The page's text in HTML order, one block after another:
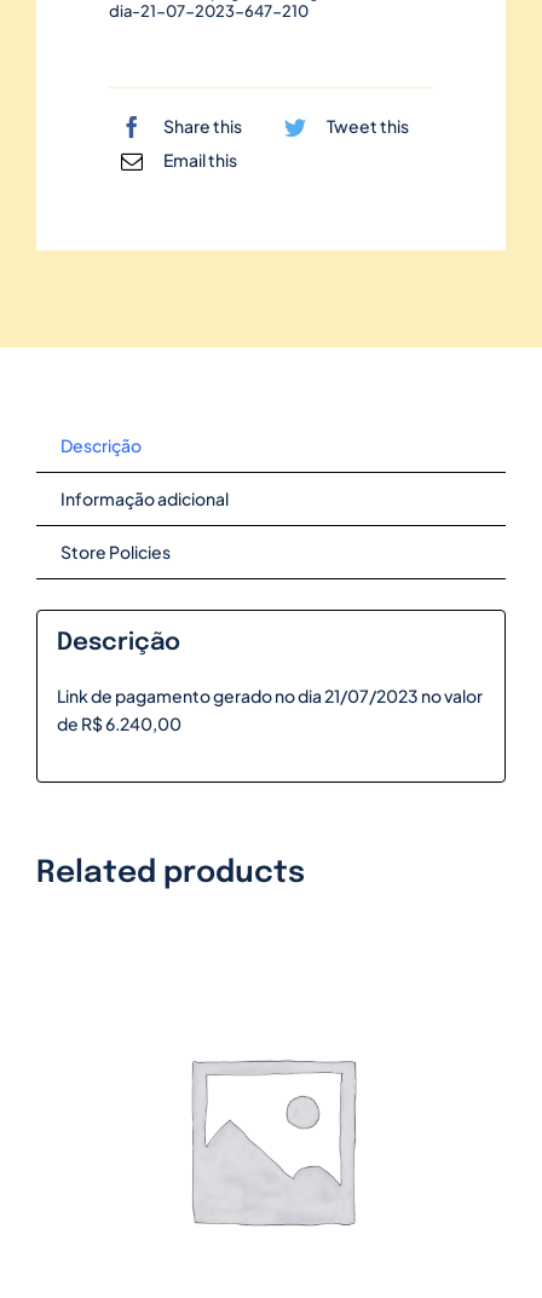
dia
quantidade
dia-21-07-2023-647-210
Share this
Tweet this
Email this
Descrição
Informação adicional
Store Policies
Descrição
Link de pagamento gerado no dia 21/07/2023 no valor
de R$ 6.240,00
Related products